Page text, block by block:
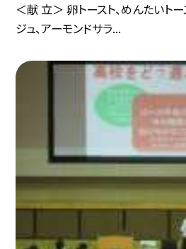
＜献 立＞ 卵トースト、めんたいト
ジュ、アーモンドサラ...